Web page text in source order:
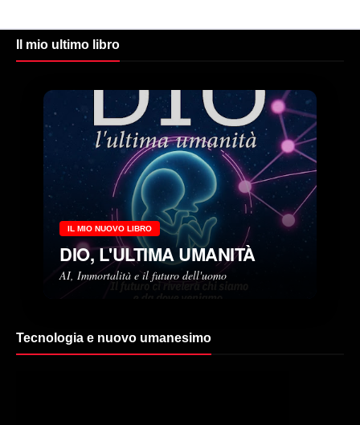
Il mio ultimo libro
IL MIO NUOVO LIBRO
DIO, L'ULTIMA UMANITÀ
AI, Immortalità e il futuro dell'uomo
Tecnologia e nuovo umanesimo